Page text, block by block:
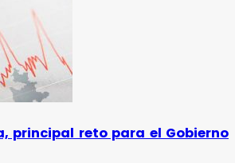
principal reto para el Gobierno